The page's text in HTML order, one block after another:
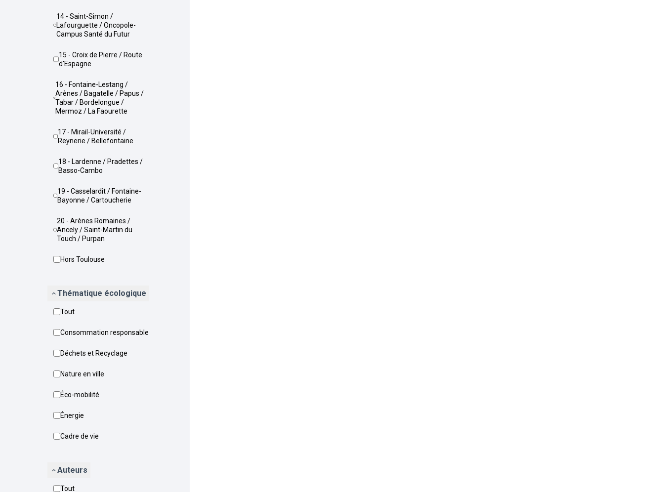
14 - Saint-Simon /
Lafourguette / Oncopole-
Campus Santé du Futur
15 - Croix de Pierre / Route
d'Espagne
16 - Fontaine-Lestang /
Arènes / Bagatelle / Papus /
Tabar / Bordelongue /
Mermoz / La Faourette
17 - Mirail-Université /
Reynerie / Bellefontaine
18 - Lardenne / Pradettes /
Basso-Cambo
19 - Casselardit / Fontaine-
Bayonne / Cartoucherie
20 - Arènes Romaines /
Ancely / Saint-Martin du
Touch / Purpan
Hors Toulouse
Thématique écologique
Tout
Consommation responsable
Déchets et Recyclage
Nature en ville
Éco-mobilité
Énergie
Cadre de vie
Auteurs
Tout